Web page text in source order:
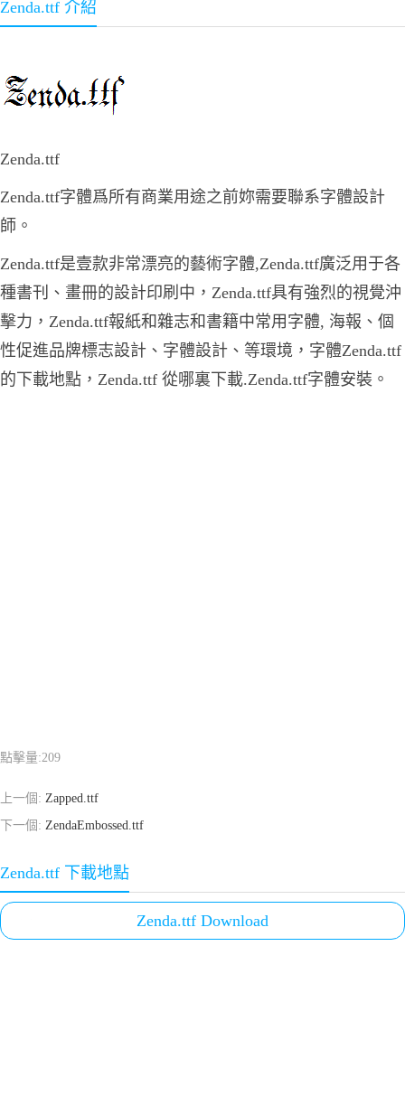
Zenda.ttf 介紹
Zenda.ttf
Zenda.ttf字體爲所有商業用途之前妳需要聯系字體設計
師。
Zenda.ttf是壹款非常漂亮的藝術字體,Zenda.ttf廣泛用于各
種書刊、畫冊的設計印刷中，Zenda.ttf具有強烈的視覺沖
擊力，Zenda.ttf報紙和雜志和書籍中常用字體, 海報、個
性促進品牌標志設計、字體設計、等環境，字體Zenda.ttf
的下載地點，Zenda.ttf 從哪裏下載.Zenda.ttf字體安裝。
點擊量:209
上一個: Zapped.ttf
下一個: ZendaEmbossed.ttf
Zenda.ttf 下載地點
Zenda.ttf Download